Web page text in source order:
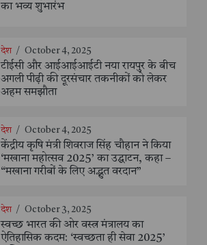
का भव्य शुभारंभ
देश / October 4, 2025
टीईसी और आईआईआईटी नया रायपुर के बीच
अगली पीढ़ी की दूरसंचार तकनीकों को लेकर
अहम समझौता
देश / October 4, 2025
केंद्रीय कृषि मंत्री शिवराज सिंह चौहान ने किया
‘मखाना महोत्सव 2025’ का उद्घाटन, कहा –
“मखाना गरीबों के लिए अद्भुत वरदान”
देश / October 3, 2025
स्वच्छ भारत की ओर वस्त्र मंत्रालय का
ऐतिहासिक कदम: ‘स्वच्छता ही सेवा 2025’